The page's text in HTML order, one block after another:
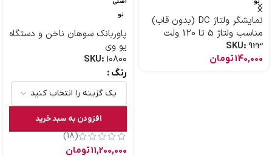
نمایشگر ولتاژ DC (بدون قاب)
مناسب ولتاژ 5 تا 120 ولت
SKU: 923
140,000تومان
نو
پاوربانک سوهان ناخن و دستگاه
یو وی
SKU: 10800
رنگ
افزودن به سبد خرید
(18)
11,200,000تومان